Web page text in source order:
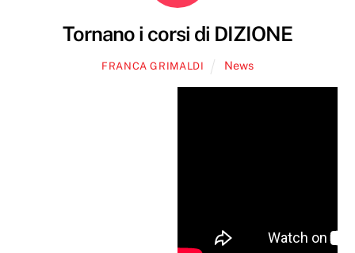
Tornano i corsi di DIZIONE
FRANCA GRIMALDI News